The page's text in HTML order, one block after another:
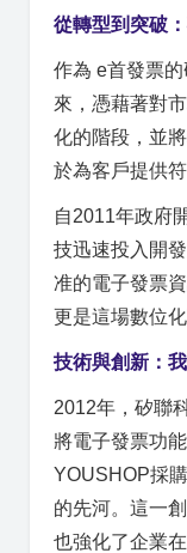
從轉型到突破
作為 e首發票
來，憑藉著對
化的階段，並
於為客戶提供
自2011年政府
技迅速投入開
准的電子發票
更是這場數位
技術與創新：
2012年，矽聯
將電子發票功
YOUSHOP採
的先河。這一
也強化了企業